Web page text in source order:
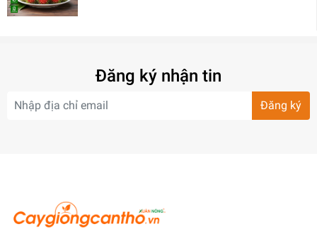
Đăng ký nhận tin
Đăng ký